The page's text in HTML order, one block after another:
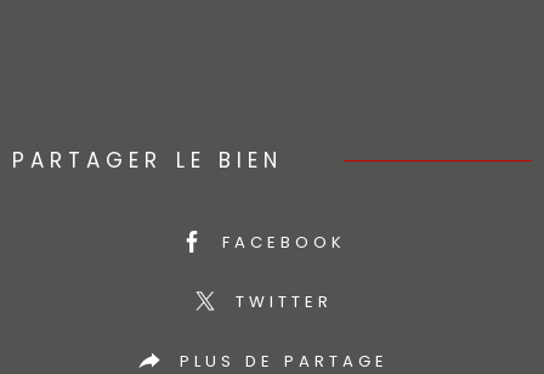
PARTAGER LE BIEN
FACEBOOK
TWITTER
PLUS DE PARTAGE